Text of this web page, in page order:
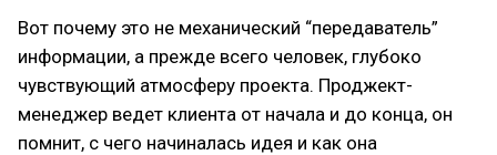
Вот почему это не механический “передаватель”
информации, а прежде всего человек, глубоко
чувствующий атмосферу проекта. Проджект-
менеджер ведет клиента от начала и до конца, он
помнит, с чего начиналась идея и как она